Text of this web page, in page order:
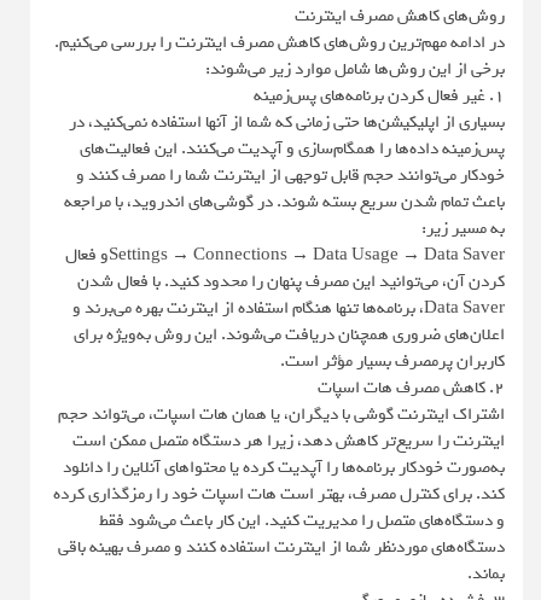
روش‌های کاهش مصرف اینترنت
در ادامه مهم‌ترین روش‌های کاهش مصرف اینترنت را بررسی می‌کنیم.
برخی از این روش‌ها شامل موارد زیر می‌شوند:
۱. غیر فعال کردن برنامه‌های پس‌زمینه
بسیاری از اپلیکیشن‌ها حتی زمانی که شما از آنها استفاده نمی‌کنید، در
پس‌زمینه داده‌ها را همگام‌سازی و آپدیت می‌کنند. این فعالیت‌های
خودکار می‌توانند حجم قابل توجهی از اینترنت شما را مصرف کنند و
باعث تمام شدن سریع بسته شوند. در گوشی‌های اندروید، با مراجعه
به مسیر زیر:
Settings → Connections → Data Usage → Data Saverو فعال
کردن آن، می‌توانید این مصرف پنهان را محدود کنید. با فعال شدن
Data Saver، برنامه‌ها تنها هنگام استفاده از اینترنت بهره می‌برند و
اعلان‌های ضروری همچنان دریافت می‌شوند. این روش به‌ویژه برای
کاربران پرمصرف بسیار مؤثر است.
۲. کاهش مصرف هات اسپات
اشتراک اینترنت گوشی با دیگران، یا همان هات اسپات، می‌تواند حجم
اینترنت را سریع‌تر کاهش دهد، زیرا هر دستگاه متصل ممکن است
به‌صورت خودکار برنامه‌ها را آپدیت کرده یا محتواهای آنلاین را دانلود
کند. برای کنترل مصرف، بهتر است هات اسپات خود را رمزگذاری کرده
و دستگاه‌های متصل را مدیریت کنید. این کار باعث می‌شود فقط
دستگاه‌های موردنظر شما از اینترنت استفاده کنند و مصرف بهینه باقی
بماند.